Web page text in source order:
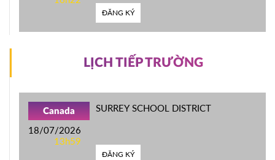
ĐĂNG KÝ
LỊCH TIẾP TRƯỜNG
Canada
18/07/2026
13h59
SURREY SCHOOL DISTRICT
ĐĂNG KÝ